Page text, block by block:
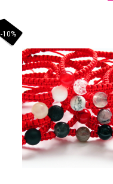
-10%